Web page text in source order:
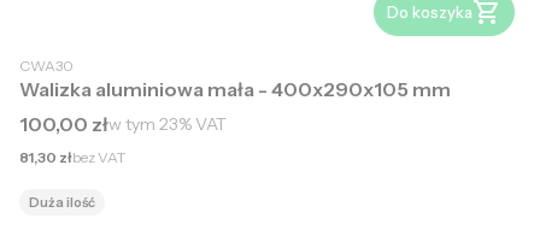
Do koszyka
CWA30
Walizka aluminiowa mała - 400x290x105 mm
Cena brutto
100,00 złw tym 23%VAT
Cena netto
81,30 złbez VAT
Duża ilość